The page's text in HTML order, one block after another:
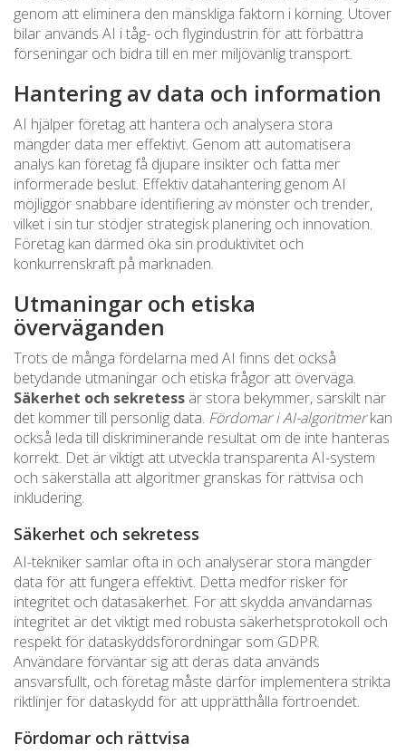
genom att eliminera den mänskliga faktorn i körning. Utöver
bilar används AI i tåg- och flygindustrin för att förbättra
förseningar och bidra till en mer miljövänlig transport.
Hantering av data och information
AI hjälper företag att hantera och analysera stora
mängder data mer effektivt. Genom att automatisera
analys kan företag få djupare insikter och fatta mer
informerade beslut. Effektiv datahantering genom AI
möjliggör snabbare identifiering av mönster och trender,
vilket i sin tur stödjer strategisk planering och innovation.
Företag kan därmed öka sin produktivitet och
konkurrenskraft på marknaden.
Utmaningar och etiska
överväganden
Trots de många fördelarna med AI finns det också
betydande utmaningar och etiska frågor att överväga.
Säkerhet och sekretess är stora bekymmer, särskilt när
det kommer till personlig data. Fördomar i AI-algoritmerkan
också leda till diskriminerande resultat om de inte hanteras
korrekt. Det är viktigt att utveckla transparenta AI-system
och säkerställa att algoritmer granskas för rättvisa och
inkludering.
Säkerhet och sekretess
AI-tekniker samlar ofta in och analyserar stora mängder
data för att fungera effektivt. Detta medför risker för
integritet och datasäkerhet. För att skydda användarnas
integritet är det viktigt med robusta säkerhetsprotokoll och
respekt för dataskyddsförordningar som GDPR.
Användare förväntar sig att deras data används
ansvarsfullt, och företag måste därför implementera strikta
riktlinjer för dataskydd för att upprätthålla förtroendet.
Fördomar och rättvisa